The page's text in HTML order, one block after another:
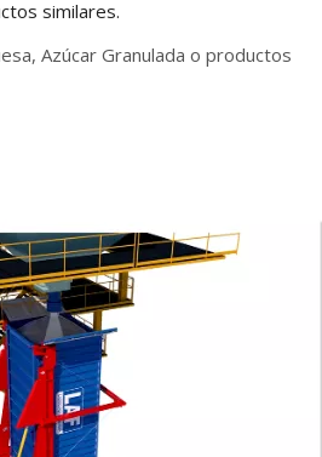
similares.
Azúcar Granulada o productos